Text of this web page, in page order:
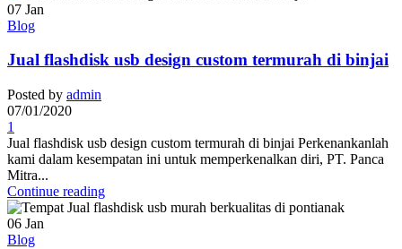
07 Jan
Blog
Jual flashdisk usb design custom termurah di binjai
Posted by admin
07/01/2020
1
Jual flashdisk usb design custom termurah di binjai Perkenankanlah
kami dalam kesempatan ini untuk memperkenalkan diri, PT. Panca
Mitra...
Continue reading
06 Jan
Blog